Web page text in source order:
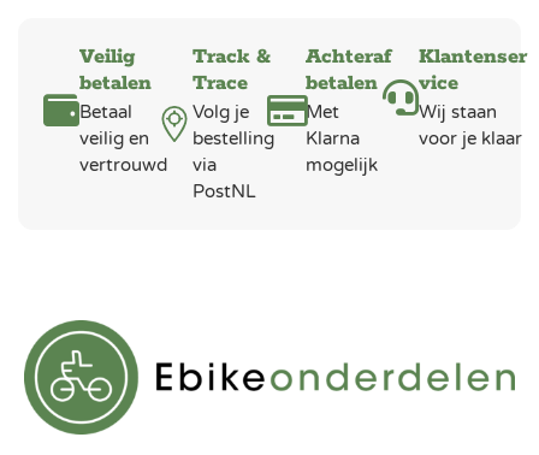
Veilig
betalen
Betaal
veilig en
vertrouwd
Track &
Trace
Volg je
bestelling
via
PostNL
Achteraf
betalen
Met
Klarna
mogelijk
Klantenser
vice
Wij staan
voor je klaar